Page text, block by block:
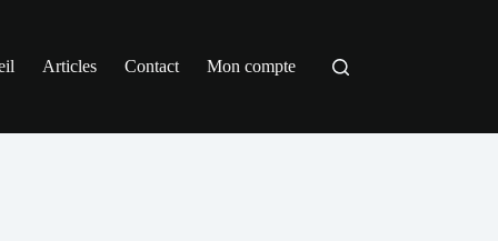
Articles Contact Mon compte